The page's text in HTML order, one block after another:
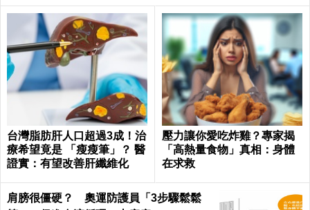
台灣脂肪肝人口超過3成！治
療希望竟是 「瘦瘦筆」？ 醫
證實：有望改善肝纖維化
壓力讓你愛吃炸雞？專家揭
「高熱量食物」真相：身體
在求救
肩膀很僵硬？ 奧運防護員「3步驟鬆鬆